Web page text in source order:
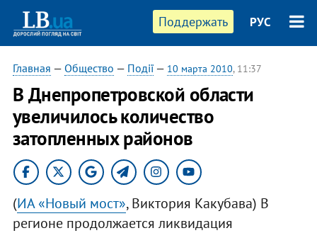
Поддержать РУС
Главная — Общество — Події— 10 марта 2010, 11:37
В Днепропетровской области
увеличилось количество
затопленных районов
(ИА «Новый мост», Виктория Какубава) В
регионе продолжается ликвидация